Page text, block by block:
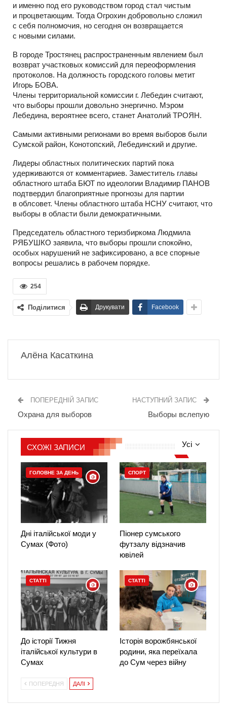
и именно под его руководством город стал чистым
и процветающим. Тогда Огрохин добровольно сложил
с себя полномочия, но сегодня он возвращается
с новыми силами.
В городе Тростянец распространенным явлением был
возврат участковых комиссий для переоформления
протоколов. На должность городского головы метит
Игорь БОВА.
Члены территориальной комиссии г. Лебедин считают,
что выборы прошли довольно энергично. Мэром
Лебедина, вероятнее всего, станет Анатолий ТРОЯН.
Самыми активными регионами во время выборов были
Сумской район, Конотопский, Лебединский и другие.
Лидеры областных политических партий пока
удерживаются от комментариев. Заместитель главы
областного штаба БЮТ по идеологии Владимир ПАНОВ
подтвердил благоприятные прогнозы для партии
в облсовет. Члены областного штаба НСНУ считают, что
выборы в области были демократичными.
Председатель областного теризбиркома Людмила
РЯБУШКО заявила, что выборы прошли спокойно,
особых нарушений не зафиксировано, а все спорные
вопросы решались в рабочем порядке.
254
Поділитися Друкувати Facebook
Алёна Касаткина
ПОПЕРЕДНІЙ ЗАПИС
Охрана для выборов
НАСТУПНИЙ ЗАПИС
Выборы вслепую
Усі
СХОЖІ ЗАПИСИ
ГОЛОВНЕ ЗА ДЕНЬ
Дні італійської моди у
Сумах (Фото)
СПОРТ
Піонер сумського
футзалу відзначив
ювілей
СТАТТІ
До історії Тижня
італійської культури в
Сумах
СТАТТІ
Історія ворожбянської
родини, яка переїхала
до Сум через війну
ПОПЕРЕДНЯ ДАЛІ